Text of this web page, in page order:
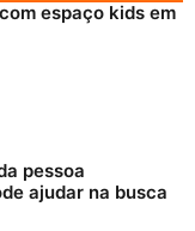
espaço kids em
pessoa
ajudar na busca